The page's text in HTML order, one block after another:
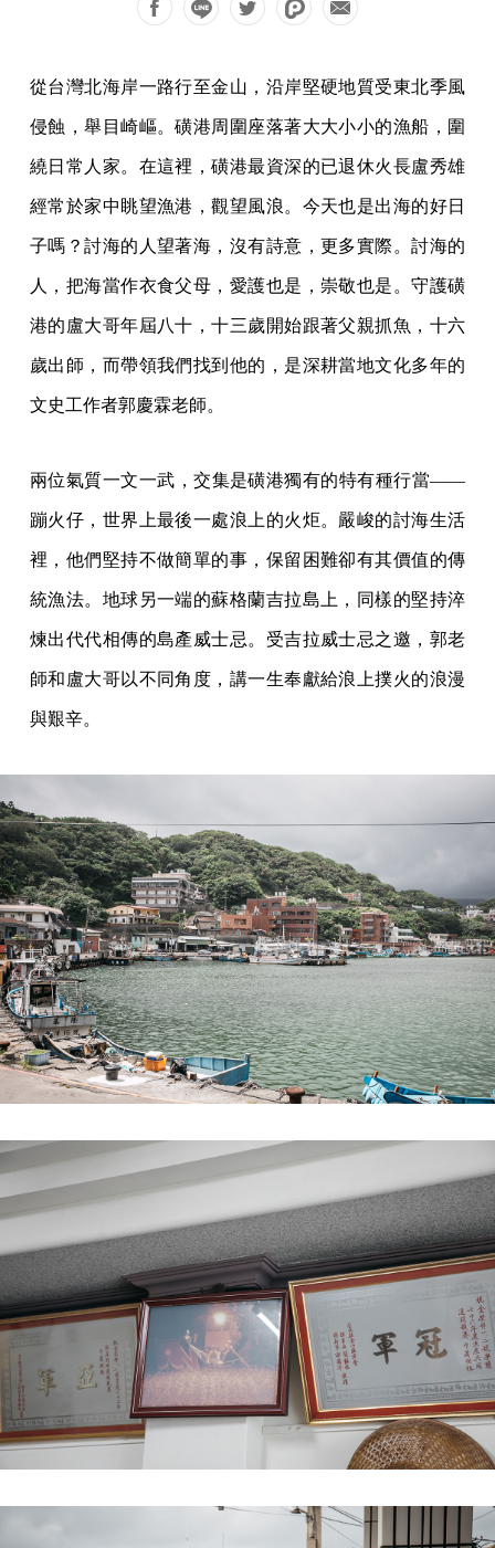
從台灣北海岸一路行至金山，沿岸堅硬地質受東北季風
侵蝕，舉目崎嶇。磺港周圍座落著大大小小的漁船，圍
繞日常人家。在這裡，磺港最資深的已退休火長盧秀雄
經常於家中眺望漁港，觀望風浪。今天也是出海的好日
子嗎？討海的人望著海，沒有詩意，更多實際。討海的
人，把海當作衣食父母，愛護也是，崇敬也是。守護磺
港的盧大哥年屆八十，十三歲開始跟著父親抓魚，十六
歲出師，而帶領我們找到他的，是深耕當地文化多年的
文史工作者郭慶霖老師。
兩位氣質一文一武，交集是磺港獨有的特有種行當——
蹦火仔，世界上最後一處浪上的火炬。嚴峻的討海生活
裡，他們堅持不做簡單的事，保留困難卻有其價值的傳
統漁法。地球另一端的蘇格蘭吉拉島上，同樣的堅持淬
煉出代代相傳的島產威士忌。受吉拉威士忌之邀，郭老
師和盧大哥以不同角度，講一生奉獻給浪上撲火的浪漫
與艱辛。